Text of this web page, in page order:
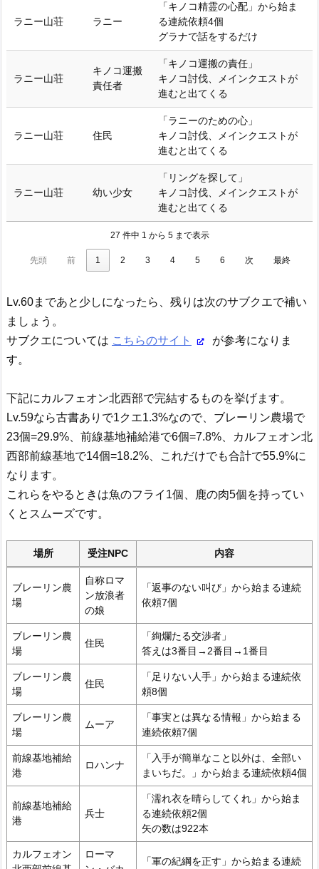
ラニー山荘 ラニー
「キノコ精霊の心配」から始ま
る連続依頼4個
グラナで話をするだけ
ラニー山荘
キノコ運搬
責任者
「キノコ運搬の責任」
キノコ討伐、メインクエストが
進むと出てくる
ラニー山荘 住民
「ラニーのための心」
キノコ討伐、メインクエストが
進むと出てくる
ラニー山荘 幼い少女
「リングを探して」
キノコ討伐、メインクエストが
進むと出てくる
27 件中 1 から 5 まで表示
先頭 前 1 2 3 4 5 6 次 最終
Lv.60まであと少しになったら、残りは次のサブクエで補い
ましょう。
サブクエについては こちらのサイト
が参考になりま
す。
下記にカルフェオン北西部で完結するものを挙げます。
Lv.59なら古書ありで1クエ1.3%なので、ブレーリン農場で
23個=29.9%、前線基地補給港で6個=7.8%、カルフェオン北
西部前線基地で14個=18.2%、これだけでも合計で55.9%に
なります。
これらをやるときは魚のフライ1個、鹿の肉5個を持ってい
くとスムーズです。
場所 受注NPC 内容
ブレーリン農
場
自称ロマ
ン放浪者
の娘
「返事のない叫び」から始まる連続
依頼7個
ブレーリン農
場
住民
「絢爛たる交渉者」
答えは3番目→2番目→1番目
ブレーリン農
場
住民
「足りない人手」から始まる連続依
頼8個
ブレーリン農
場
ムーア
「事実とは異なる情報」から始まる
連続依頼7個
前線基地補給
港
ロハンナ
「入手が簡単なこと以外は、全部い
まいちだ。」から始まる連続依頼4個
前線基地補給
港
兵士
「濡れ衣を晴らしてくれ」から始ま
る連続依頼2個
矢の数は922本
カルフェオン
ローマ
「軍の紀綱を正す」から始まる連続